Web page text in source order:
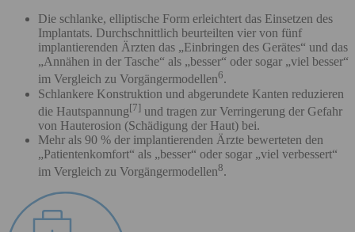
Die schlanke, elliptische Form erleichtert das Einsetzen des
Implantats. Durchschnittlich beurteilten vier von fünf
implantierenden Ärzten das „Einbringen des Gerätes“ und das
„Annähen in der Tasche“ als „besser“ oder sogar „viel besser“
im Vergleich zu Vorgängermodellen6.
Schlankere Konstruktion und abgerundete Kanten reduzieren
die Hautspannung[7] und tragen zur Verringerung der Gefahr
von Hauterosion (Schädigung der Haut) bei.
Mehr als 90 % der implantierenden Ärzte bewerteten den
„Patientenkomfort“ als „besser“ oder sogar „viel verbessert“
im Vergleich zu Vorgängermodellen8.